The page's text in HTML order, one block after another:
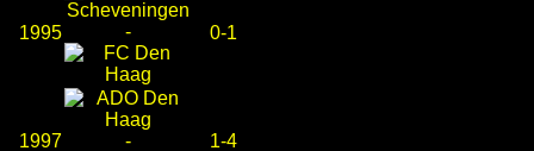
1995 - 0-1
1997 - 1-4